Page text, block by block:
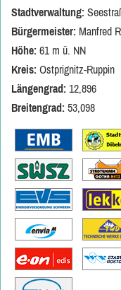
Stadtverwaltung:
Bürgermeister: Manfred
Höhe: 61 m ü. NN
Kreis: Ostprignitz-Ruppin
Längengrad: 12,896
Breitengrad: 53,098